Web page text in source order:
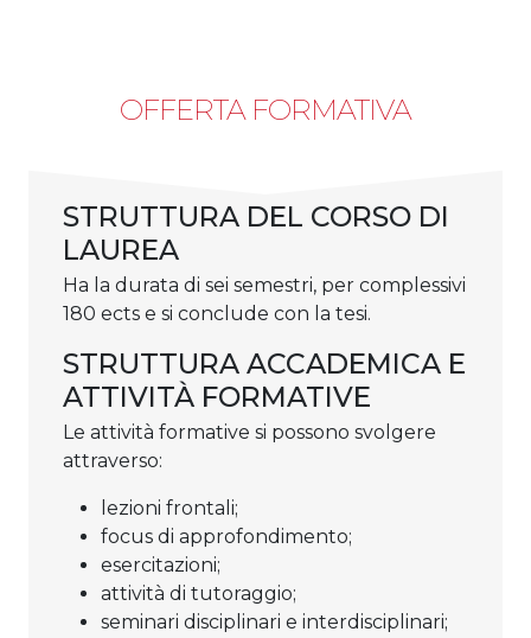
OFFERTA FORMATIVA
STRUTTURA DEL CORSO DI
LAUREA
Ha la durata di sei semestri, per complessivi
180 ects e si conclude con la tesi.
STRUTTURA ACCADEMICA E
ATTIVITÀ FORMATIVE
Le attività formative si possono svolgere
attraverso:
lezioni frontali;
focus di approfondimento;
esercitazioni;
attività di tutoraggio;
seminari disciplinari e interdisciplinari;